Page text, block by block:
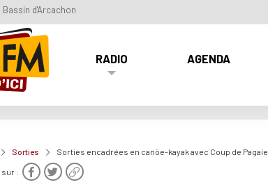
Bassin d'Arcachon
RADIO AGENDA
Sorties Sorties encadrées en canöe-kayak avec Coup de Pagaie
sur :